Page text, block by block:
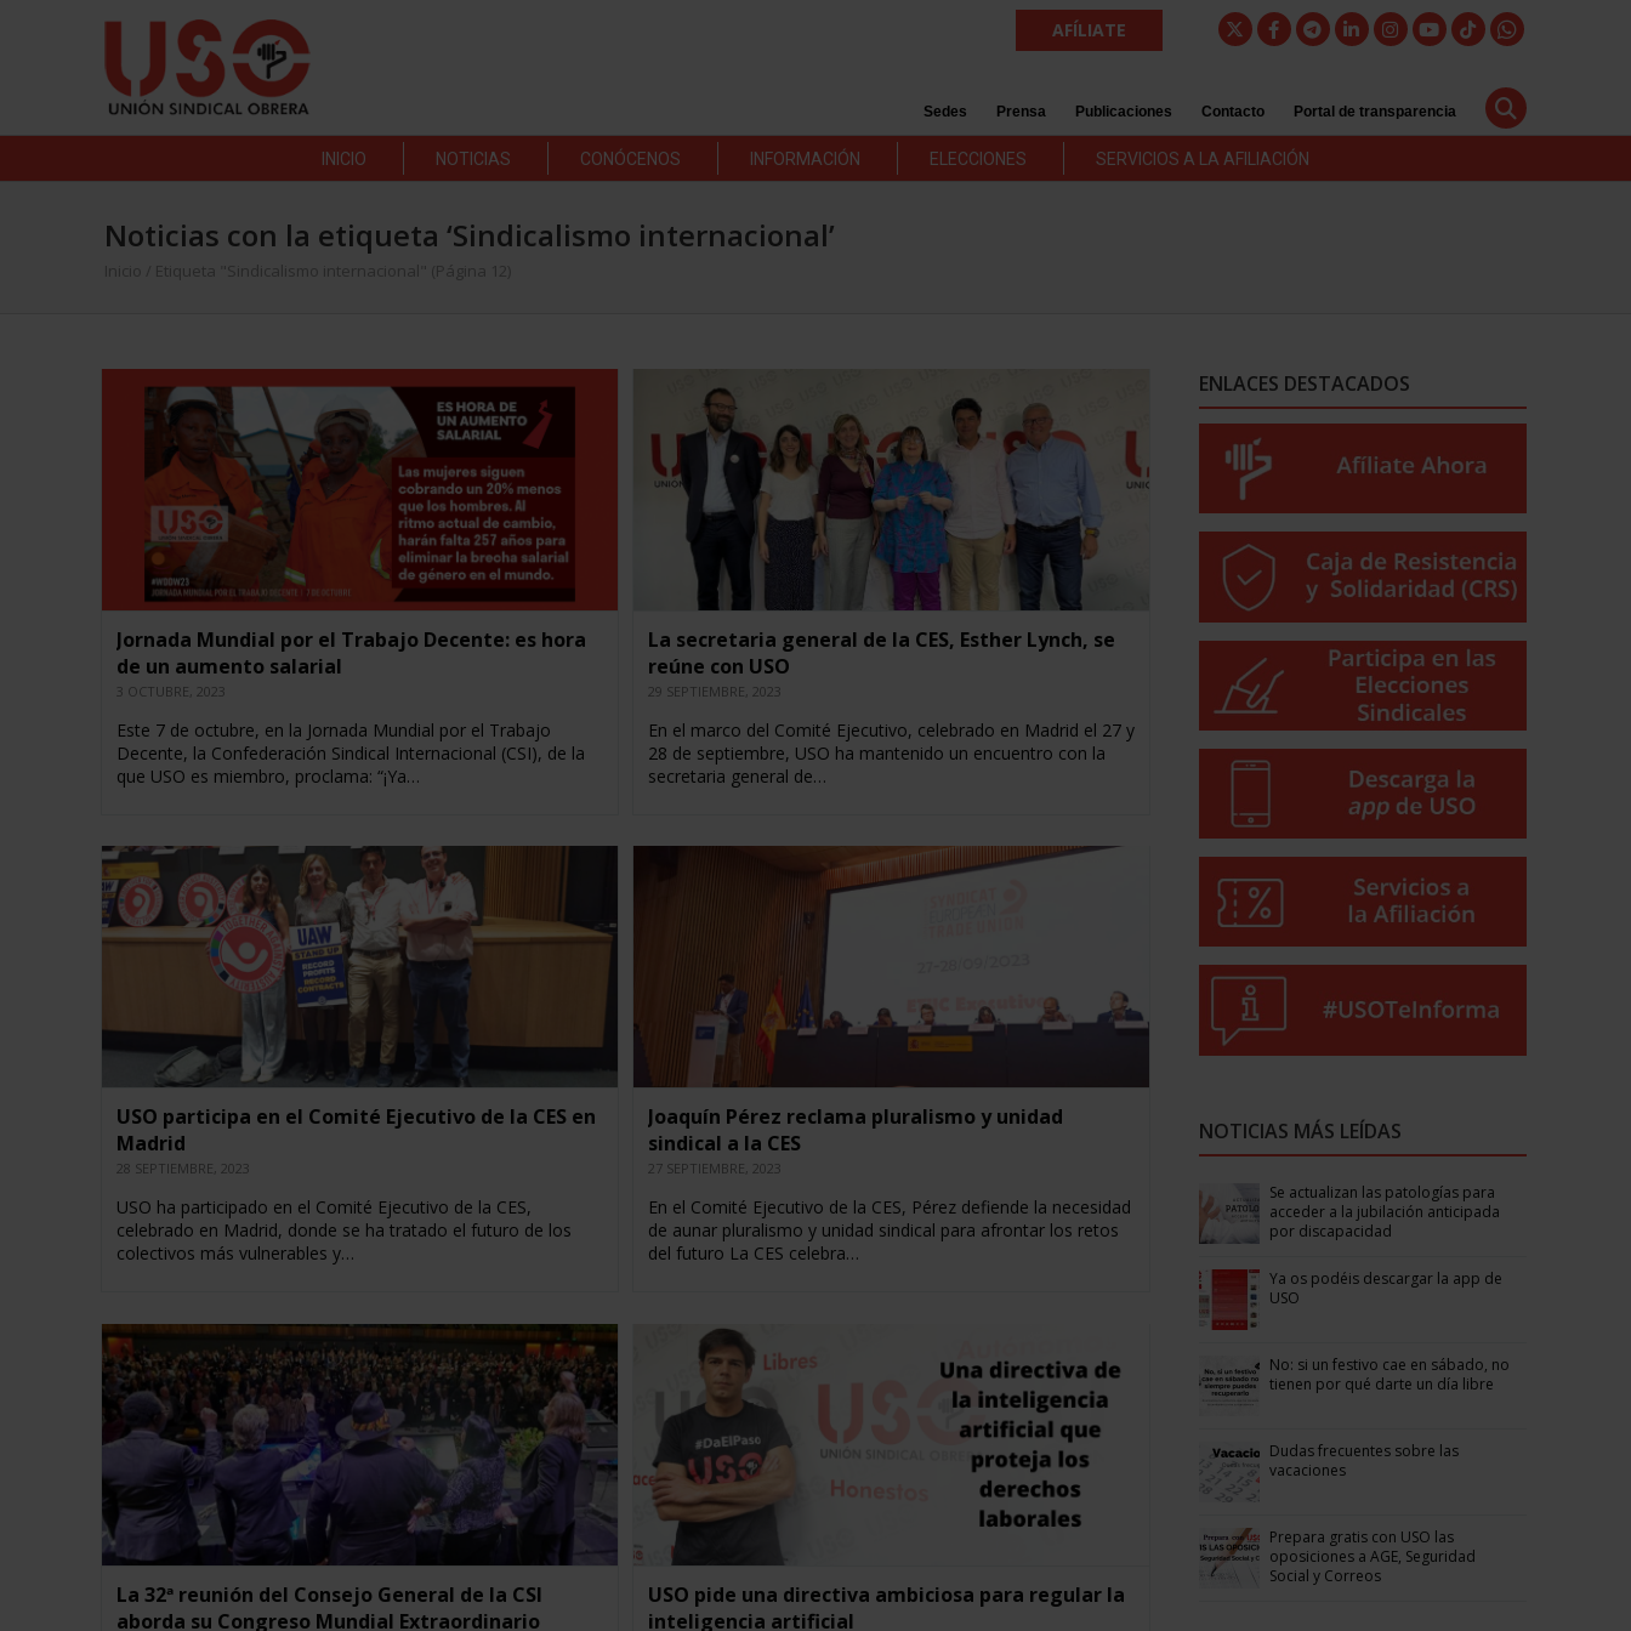
AFÍLIATE
Sedes Prensa Publicaciones Contacto Portal de transparencia
INICIO NOTICIAS CONÓCENOS INFORMACIÓN ELECCIONES SERVICIOS A LA AFILIACIÓN
Noticias con la etiqueta ‘Sindicalismo internacional’
Inicio Etiqueta "Sindicalismo internacional" (Página 12)
Jornada Mundial por el Trabajo Decente: es hora
de un aumento salarial
3 OCTUBRE, 2023
Este 7 de octubre, en la Jornada Mundial por el Trabajo
Decente, la Confederación Sindical Internacional (CSI), de la
que USO es miembro, proclama: “¡Ya…
La secretaria general de la CES, Esther Lynch, se
reúne con USO
29 SEPTIEMBRE, 2023
En el marco del Comité Ejecutivo, celebrado en Madrid el 27 y
28 de septiembre, USO ha mantenido un encuentro con la
secretaria general de…
USO participa en el Comité Ejecutivo de la CES en
Madrid
28 SEPTIEMBRE, 2023
USO ha participado en el Comité Ejecutivo de la CES,
celebrado en Madrid, donde se ha tratado el futuro de los
colectivos más vulnerables y…
Joaquín Pérez reclama pluralismo y unidad
sindical a la CES
27 SEPTIEMBRE, 2023
En el Comité Ejecutivo de la CES, Pérez defiende la necesidad
de aunar pluralismo y unidad sindical para afrontar los retos
del futuro La CES celebra…
La 32ª reunión del Consejo General de la CSI
aborda su Congreso Mundial Extraordinario
USO pide una directiva ambiciosa para regular la
inteligencia artificial
ENLACES DESTACADOS
NOTICIAS MÁS LEÍDAS
Se actualizan las patologías para
acceder a la jubilación anticipada
por discapacidad
Ya os podéis descargar la app de
USO
No: si un festivo cae en sábado, no
tienen por qué darte un día libre
Dudas frecuentes sobre las
vacaciones
Prepara gratis con USO las
oposiciones a AGE, Seguridad
Social y Correos